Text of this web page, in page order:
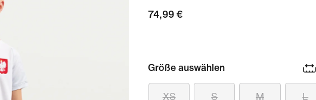
74,99 €
Größe auswählen
XS S M L